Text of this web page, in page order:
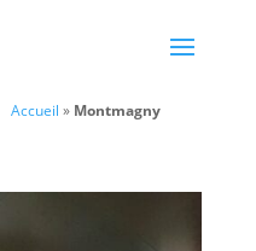
Accueil » Montmagny